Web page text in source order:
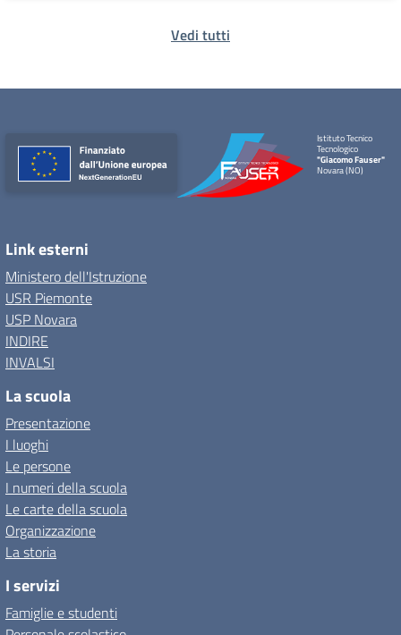
Vedi tutti
Istituto Tecnico
Tecnologico
"Giacomo Fauser"
Novara (NO)
Link esterni
Ministero dell'Istruzione
USR Piemonte
USP Novara
INDIRE
INVALSI
La scuola
Presentazione
I luoghi
Le persone
I numeri della scuola
Le carte della scuola
Organizzazione
La storia
I servizi
Famiglie e studenti